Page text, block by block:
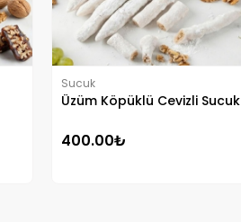
Sucuk
Üzüm Köpüklü Cevizli Sucuk
400.00₺